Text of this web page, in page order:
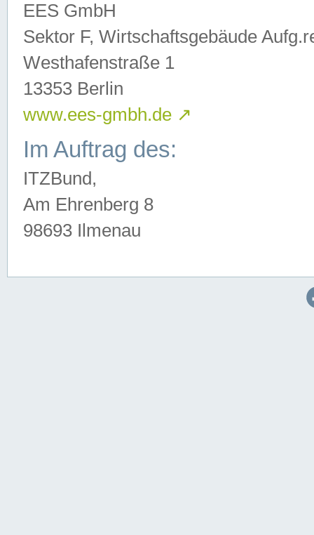
EES GmbH
Sektor F, Wirtschaftsgebäude
Westhafenstraße 1
13353 Berlin
www.ees-gmbh.de ↗
Im Auftrag des:
ITZBund,
Am Ehrenberg 8
98693 Ilmenau